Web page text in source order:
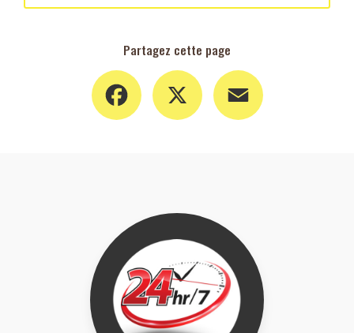
Partagez cette page
Facebook